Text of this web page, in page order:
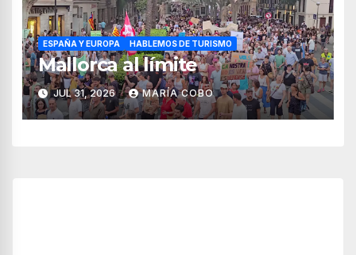
ESPAÑA Y EUROPA HABLEMOS DE TURISMO
Mallorca al límite
JUL 31, 2026 MARÍA COBO